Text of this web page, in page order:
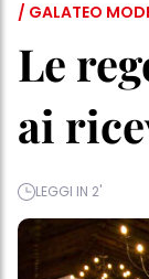
/ GALATEO
Le
ai
LEGGI IN 2'